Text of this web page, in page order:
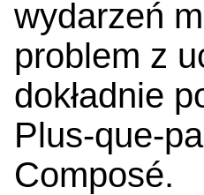
wydarzeń
problem z
dokładnie
Plus-que-
Composé.